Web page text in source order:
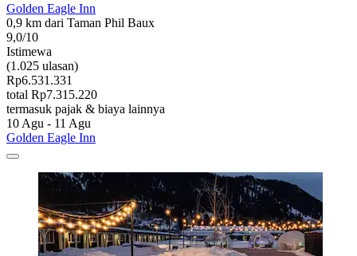
Golden Eagle Inn
0,9 km dari Taman Phil Baux
9,0/10
Istimewa
(1.025 ulasan)
Rp6.531.331
total Rp7.315.220
termasuk pajak & biaya lainnya
10 Agu - 11 Agu
Golden Eagle Inn